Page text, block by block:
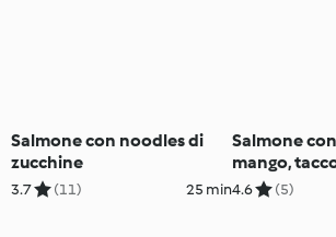
Salmone con noodles di
zucchine
3.7 (11) 25 min
Salmone
mango,
4.6 (5)